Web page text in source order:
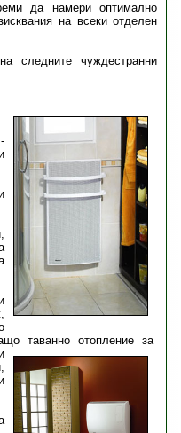
да намери оптимално
на всеки отделен
следните чуждестранни
таванно отопление за